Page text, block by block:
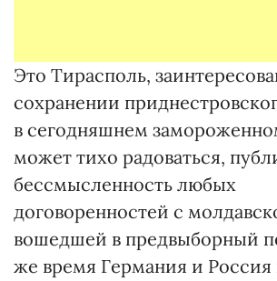
Это Тирасполь,
сохранении
в сегодняшнем
может тихо радоваться,
бессмысленность любых
договоренностей с
вошедшей в предвыборный
же время Германия и Россия